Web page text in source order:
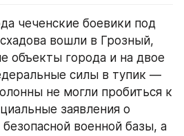
чеченские боевики под
вошли в Грозный,
объекты города и на двое
силы в тупик —
не могли пробиться к
заявления о
военной базы, а